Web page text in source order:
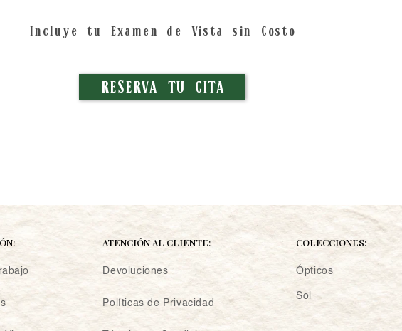
Incluye tu Examen de Vista sin Costo
RESERVA TU CITA
ATENCIÓN AL CLIENTE:
Devoluciones
Políticas de Privacidad
COLECCIONES:
Ópticos
Sol